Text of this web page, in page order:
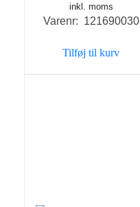
inkl. moms
Varenr: 121690030
Tilføj til kurv